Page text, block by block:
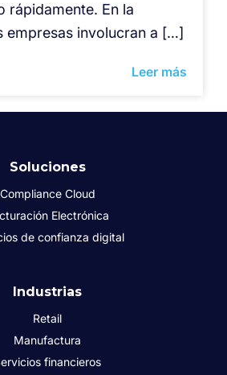
rápidamente. En la
empresas involucran a […]
Leer más
Soluciones
Compliance Cloud
Electrónica
de confianza digital
Industrias
Retail
Manufactura
financieros